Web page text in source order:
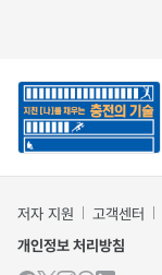
저자 지원 고객센터
개인정보 처리방침